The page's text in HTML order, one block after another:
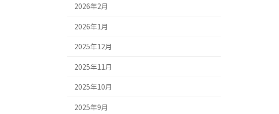
2026年2月
2026年1月
2025年12月
2025年11月
2025年10月
2025年9月